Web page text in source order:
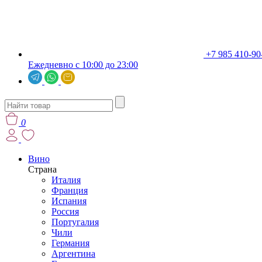
+7 985 410-
Ежедневно с 10:00 до 23:00
0
Вино
Страна
Италия
Франция
Испания
Россия
Португалия
Чили
Германия
Аргентина